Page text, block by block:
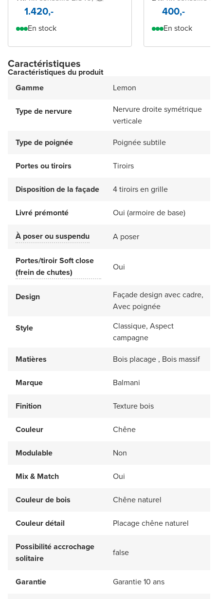
1.420,-
En stock
400,-
En stock
Caractéristiques
Caractéristiques du produit
Gamme
Lemon
Type de nervure
Nervure droite symétrique
verticale
Type de poignée
Poignée subtile
Portes ou tiroirs Tiroirs
Disposition de la façade 4 tiroirs en grille
Livré prémonté Oui (armoire de base)
À poser ou suspendu A poser
Portes/tiroir Soft close
(frein de chutes)
Oui
Design
Façade design avec cadre,
Avec poignée
Style
Classique, Aspect
campagne
Matières
Bois placage , Bois massif
Marque Balmani
Finition Texture bois
Couleur Chêne
Modulable Non
Mix & Match Oui
Couleur de bois Chêne naturel
Couleur détail Placage chêne naturel
Possibilité accrochage
solitaire
false
Garantie Garantie 10 ans